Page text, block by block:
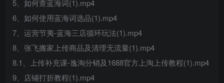
5、如何查蓝海词(1).mp4
6、如何使用蓝海词选品(1).mp4
7、运营节夷-蓝海三店循环玩法(1).mp4
8、张飞搬家上传商品及清理无流量(1).mp4
8.1、上传补充课-逸淘分销及1688官方上淘上传教程(1).mp4
9、店铺打折教程(1).mp4